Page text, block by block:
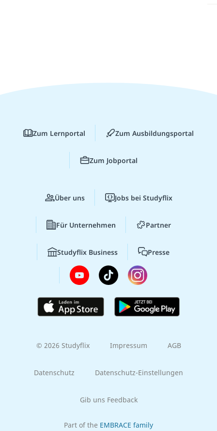
Zum Lernportal Zum Ausbildungsportal
Zum Jobportal
Über uns Jobs bei Studyflix
Für Unternehmen Partner
Studyflix Business Presse
© 2026 Studyflix Impressum AGB
Datenschutz Datenschutz-Einstellungen
Gib uns Feedback
Part of the EMBRACE family